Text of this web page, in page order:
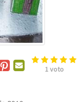
1voto